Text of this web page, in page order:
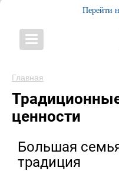
Перейти
Главная
ценности
Большая
традиция